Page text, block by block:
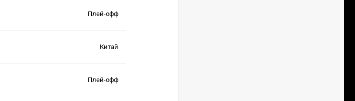
Плей-офф
Китай
Плей-офф